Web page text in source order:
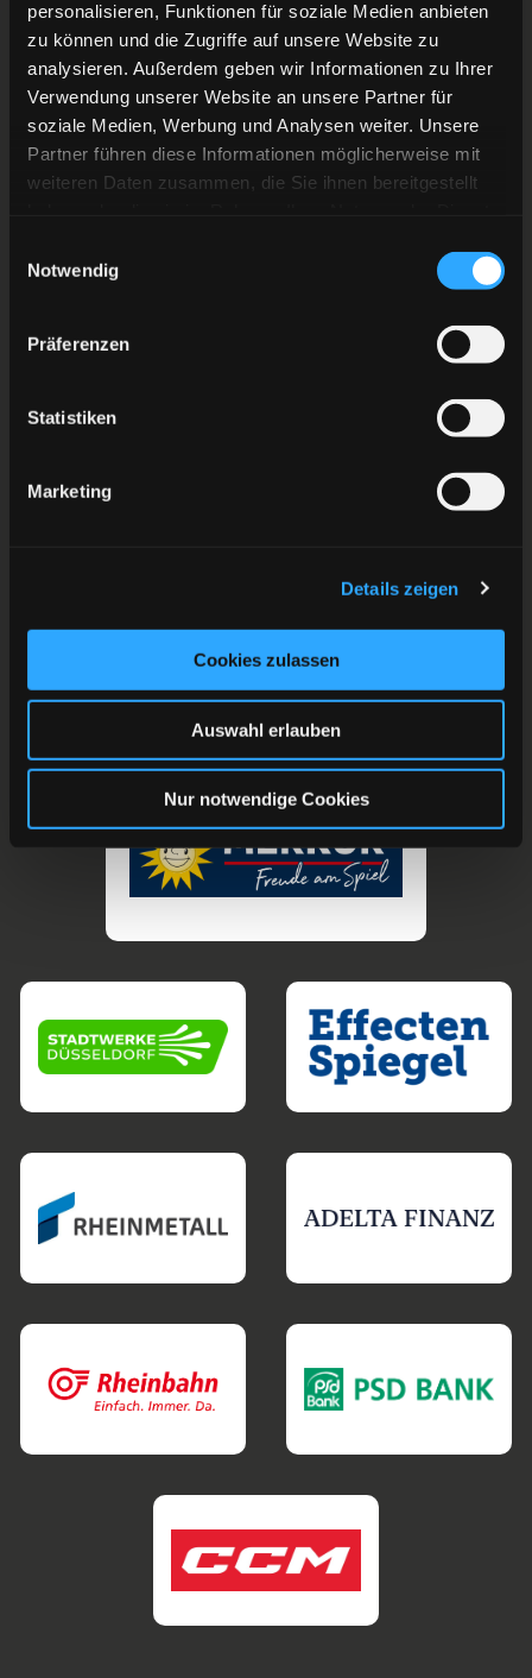
personalisieren, Funktionen für soziale Medien anbieten
zu können und die Zugriffe auf unsere Website zu
analysieren. Außerdem geben wir Informationen zu Ihrer
Verwendung unserer Website an unsere Partner für
soziale Medien, Werbung und Analysen weiter. Unsere
Partner führen diese Informationen möglicherweise mit
weiteren Daten zusammen, die Sie ihnen bereitgestellt
Notwendig
Präferenzen
Statistiken
Marketing
Details zeigen
Cookies zulassen
Auswahl erlauben
Nur notwendige Cookies